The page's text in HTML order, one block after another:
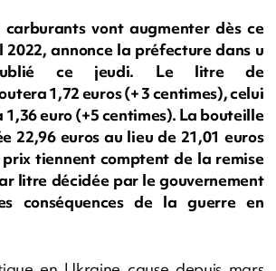
carburants vont augmenter dès ce
annonce la préfecture dans u
publié ce jeudi. Le litre de
1,72 euros (+ 3 centimes), celui
1,36 euro (+5 centimes). La bouteille
22,96 euros au lieu de 21,01 euros
prix tiennent comptent de la remise
litre décidée par le gouvernement
conséquences de la guerre en